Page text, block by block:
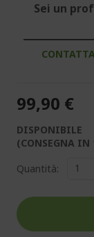
Sei un
99,90 €
DISPONIBILE
(CONSEGNA
Quantità: